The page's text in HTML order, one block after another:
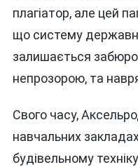
плагіатор, але цей
що систему
залишається
непрозорою, та
Свого часу,
навчальних
будівельному